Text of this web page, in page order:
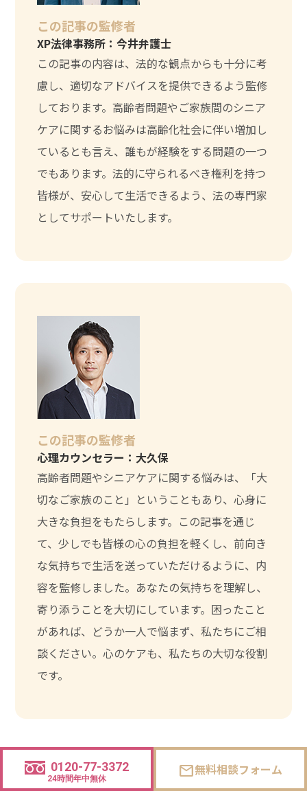
この記事の監修者
XP法律事務所：今井弁護士
この記事の内容は、法的な観点からも十分に考
慮し、適切なアドバイスを提供できるよう監修
しております。高齢者問題やご家族間のシニア
ケアに関するお悩みは高齢化社会に伴い増加し
ているとも言え、誰もが経験をする問題の一つ
でもあります。法的に守られるべき権利を持つ
皆様が、安心して生活できるよう、法の専門家
としてサポートいたします。
この記事の監修者
心理カウンセラー：大久保
高齢者問題やシニアケアに関する悩みは、「大
切なご家族のこと」ということもあり、心身に
大きな負担をもたらします。この記事を通じ
て、少しでも皆様の心の負担を軽くし、前向き
な気持ちで生活を送っていただけるように、内
容を監修しました。あなたの気持ちを理解し、
寄り添うことを大切にしています。困ったこと
があれば、どうか一人で悩まず、私たちにご相
談ください。心のケアも、私たちの大切な役割
です。
0120-77-3372
24時間年中無休 mail無料相談フォーム